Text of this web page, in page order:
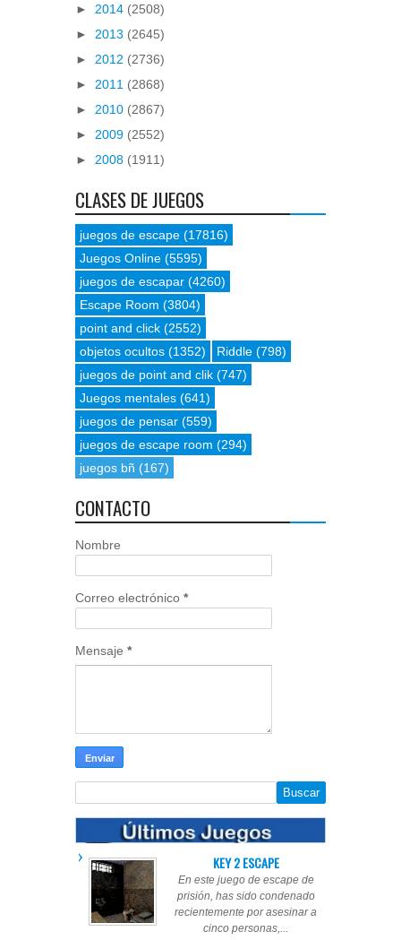
► 2014 (2508)
► 2013 (2645)
► 2012 (2736)
► 2011 (2868)
► 2010 (2867)
► 2009 (2552)
► 2008 (1911)
CLASES DE JUEGOS
juegos de escape (17816)
Juegos Online (5595)
juegos de escapar (4260)
Escape Room (3804)
point and click (2552)
objetos ocultos (1352) Riddle (798)
juegos de point and clik (747)
Juegos mentales (641)
juegos de pensar (559)
juegos de escape room (294)
juegos bñ (167)
CONTACTO
Nombre
Correo electrónico *
Mensaje *
KEY 2 ESCAPE
En este juego de escape de
prisión, has sido condenado
recientemente por asesinar a
cinco personas,...